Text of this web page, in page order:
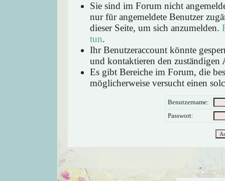
Sie sind im Forum nicht
nur für angemeldete Benutzer
dieser Seite, um sich anzumelden.
tun.
Ihr Benutzeraccount könnte
und kontaktieren den zuständigen
Es gibt Bereiche im Forum, die
möglicherweise versucht einen
Benutzername:
Passwort: